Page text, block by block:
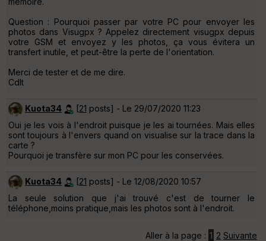
Question : Pourquoi passer par votre PC pour envoyer les
photos dans Visugpx ? Appelez directement visugpx depuis
votre GSM et envoyez y les photos, ça vous évitera un
transfert inutile, et peut-être la perte de l'orientation.
Merci de tester et de me dire.
Cdlt
Kuota34 [21 posts] - Le 29/07/2020 11:23
Oui je les vois à l'endroit puisque je les ai tournées. Mais elles
sont toujours à l'envers quand on visualise sur la trace dans la
carte ?
Pourquoi je transfère sur mon PC pour les conservées.
Kuota34 [21 posts] - Le 12/08/2020 10:57
La seule solution que j'ai trouvé c'est de tourner le
téléphone,moins pratique,mais les photos sont à l'endroit.
Aller à la page : 1 2 Suivante